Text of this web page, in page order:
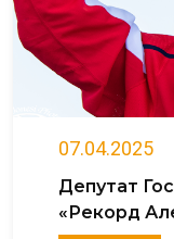
07.04.2025
Депутат
«Рекорд